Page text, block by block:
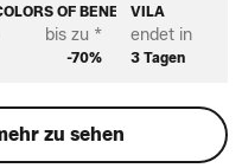
OF BENETTON
bis zu *
-70%
VILA
endet in
3 Tagen
zu sehen